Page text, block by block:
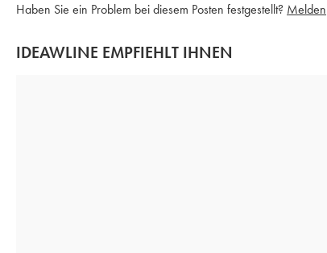
Haben Sie ein Problem bei diesem Posten festgestellt? Melden
IDEAWLINE EMPFIEHLT IHNEN